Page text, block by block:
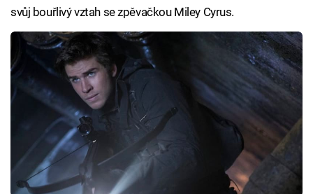
svůj bouřlivý vztah se zpěvačkou Miley Cyrus.